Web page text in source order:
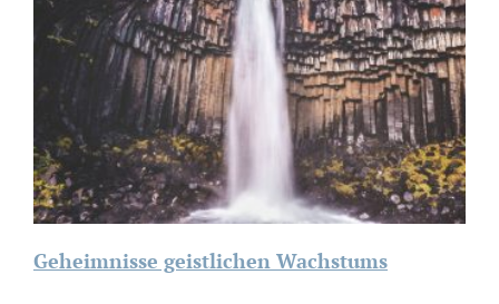
Geheimnisse geistlichen Wachstums